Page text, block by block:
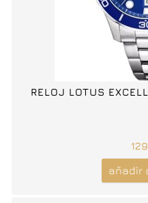
RELOJ LOTUS
añadir